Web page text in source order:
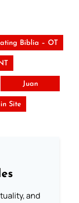
Biblia – OT
Juan
Site
and